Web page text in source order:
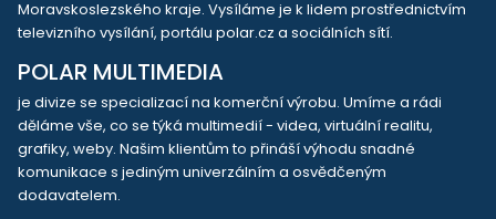
Moravskoslezského kraje. Vysíláme je k lidem prostřednictvím
televizního vysílání, portálu polar.cz a sociálních sítí.
POLAR MULTIMEDIA
je divize se specializací na komerční výrobu. Umíme a rádi
děláme vše, co se týká multimedií - videa, virtuální realitu,
grafiky, weby. Našim klientům to přináší výhodu snadné
komunikace s jediným univerzálním a osvědčeným
dodavatelem.